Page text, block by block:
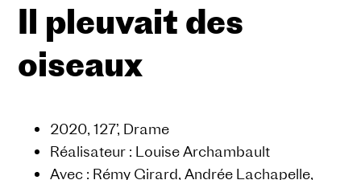
Il pleuvait des
oiseaux
2020, 127’, Drame
Réalisateur : Louise Archambault
Avec : Rémy Girard, Andrée Lachapelle,